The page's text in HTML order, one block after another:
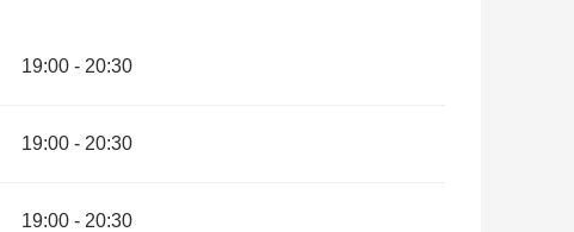
19:00 - 20:30
19:00 - 20:30
19:00 - 20:30